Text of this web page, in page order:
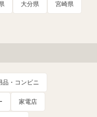
大分県 宮崎県
品・コンビニ
家電店